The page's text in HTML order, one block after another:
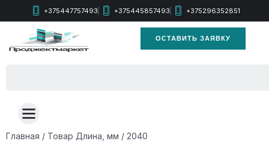
+375447757493 +375445857493 +375296352851
ОСТАВИТЬ ЗАЯВКУ
Главная / Товар Длина, мм / 2040